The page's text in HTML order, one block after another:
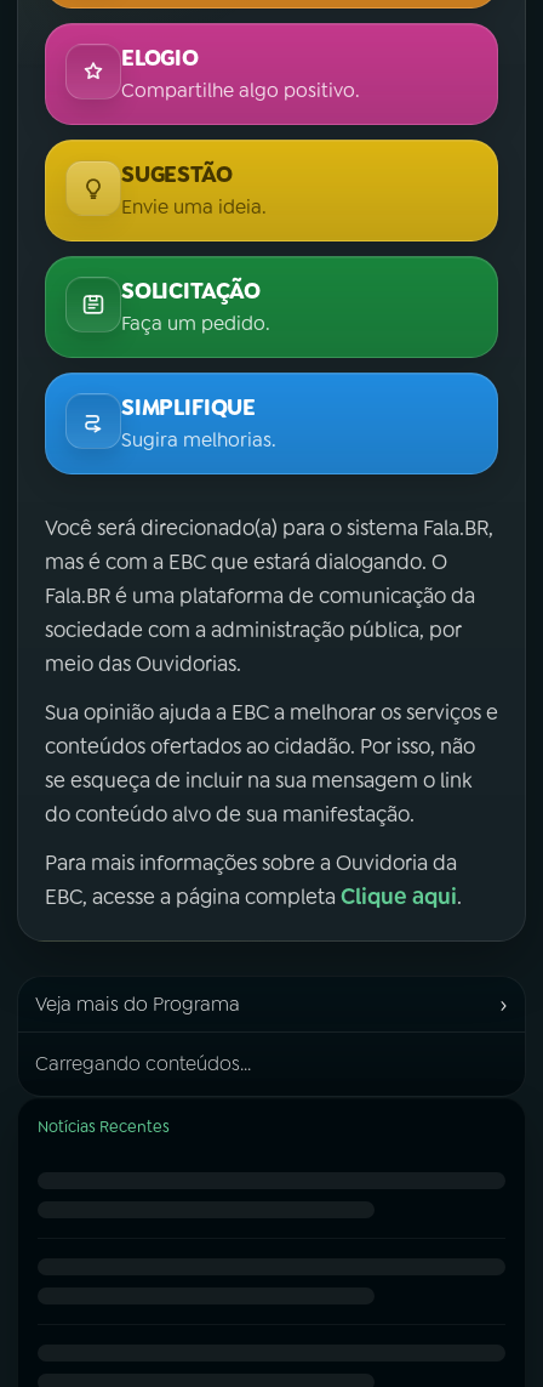
ELOGIO
Compartilhe algo positivo.
SUGESTÃO
Envie uma ideia.
SOLICITAÇÃO
Faça um pedido.
SIMPLIFIQUE
Sugira melhorias.
Você será direcionado(a) para o sistema Fala.BR,
mas é com a EBC que estará dialogando. O
Fala.BR é uma plataforma de comunicação da
sociedade com a administração pública, por
meio das Ouvidorias.
Sua opinião ajuda a EBC a melhorar os serviços e
conteúdos ofertados ao cidadão. Por isso, não
se esqueça de incluir na sua mensagem o link
do conteúdo alvo de sua manifestação.
Para mais informações sobre a Ouvidoria da
EBC, acesse a página completa Clique aqui.
Veja mais do Programa ›
Carregando conteúdos...
Notícias Recentes